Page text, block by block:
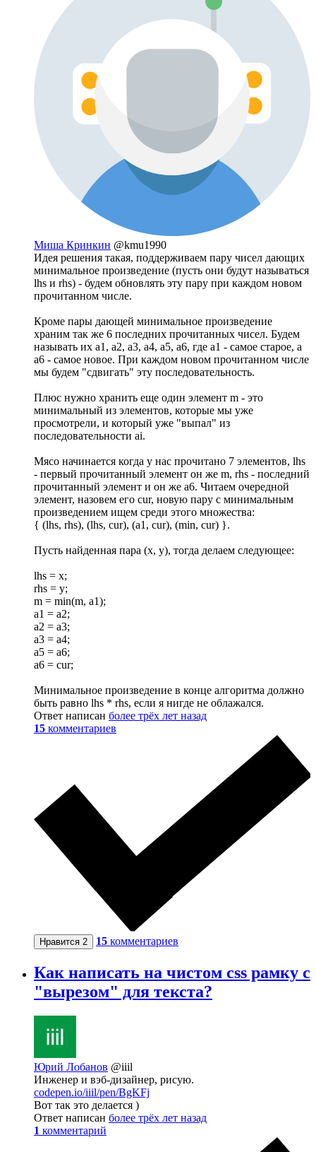
Миша Кринкин @kmu1990
Идея решения такая, поддерживаем пару чисел дающих
минимальное произведение (пусть они будут называться
lhs и rhs) - будем обновлять эту пару при каждом новом
прочитанном числе.
Кроме пары дающей минимальное произведение
храним так же 6 последних прочитанных чисел. Будем
называть их a1, a2, a3, a4, a5, a6, где a1 - самое старое, а
a6 - самое новое. При каждом новом прочитанном числе
мы будем "сдвигать" эту последовательность.
Плюс нужно хранить еще один элемент m - это
минимальный из элементов, которые мы уже
просмотрели, и который уже "выпал" из
последовательности ai.
Мясо начинается когда у нас прочитано 7 элементов, lhs
- первый прочитанный элемент он же m, rhs - последний
прочитанный элемент и он же a6. Читаем очередной
элемент, назовем его cur, новую пару с минимальным
произведением ищем среди этого множества:
{ (lhs, rhs), (lhs, cur), (a1, cur), (min, cur) }.
Пусть найденная пара (x, y), тогда делаем следующее:
lhs = x;
rhs = y;
m = min(m, a1);
a1 = a2;
a2 = a3;
a3 = a4;
a5 = a6;
a6 = cur;
Минимальное произведение в конце алгоритма должно
быть равно lhs * rhs, если я нигде не облажался.
Ответ написан более трёх лет назад
15 комментариев
Нравится 2 15 комментариев
Как написать на чистом css рамку с
"вырезом" для текста?
Юрий Лобанов @iiil
Инженер и вэб-дизайнер, рисую.
codepen.io/iiil/pen/BgKFj
Вот так это делается )
Ответ написан более трёх лет назад
1 комментарий